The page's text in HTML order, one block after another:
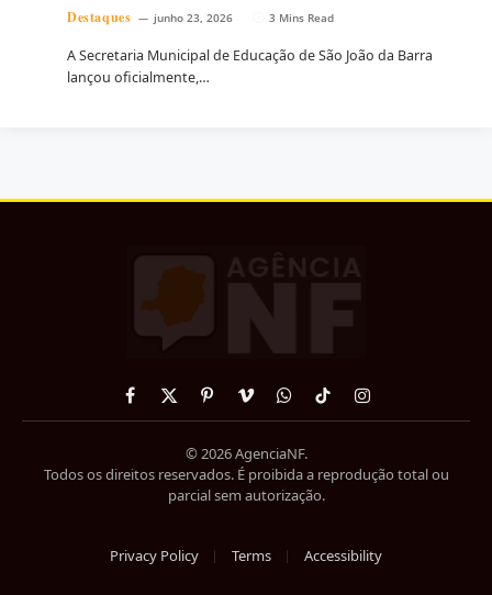
Destaques junho 23, 2026 3 Mins Read
A Secretaria Municipal de Educação de São João da Barra
lançou oficialmente,…
Facebook
X
PinterestVimeoWhatsApp
TikTokInstagram
© 2026 AgenciaNF.
Todos os direitos reservados. É proibida a reprodução total ou
parcial sem autorização.
Privacy Policy Terms Accessibility